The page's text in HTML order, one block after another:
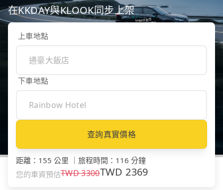
在KKDAY與KLOOK同步上架
上車地點
下車地點
查詢真實價格
距離 ： 155 公里 旅程時間 ： 116 分鐘
您的車資預估TWD3300TWD 2369